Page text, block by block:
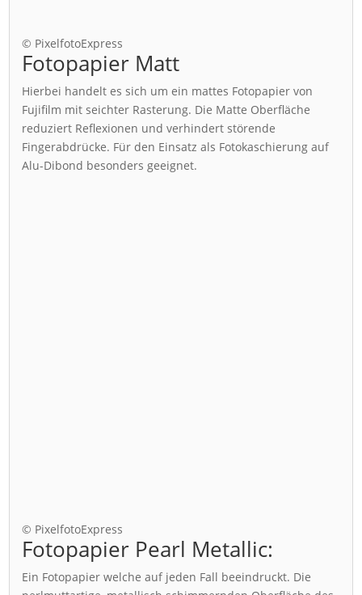
© PixelfotoExpress
Fotopapier Matt
Hierbei handelt es sich um ein mattes Fotopapier von
Fujifilm mit seichter Rasterung. Die Matte Oberfläche
reduziert Reflexionen und verhindert störende
Fingerabdrücke. Für den Einsatz als Fotokaschierung auf
Alu-Dibond besonders geeignet.
© PixelfotoExpress
Fotopapier Pearl Metallic:
Ein Fotopapier welche auf jeden Fall beeindruckt. Die